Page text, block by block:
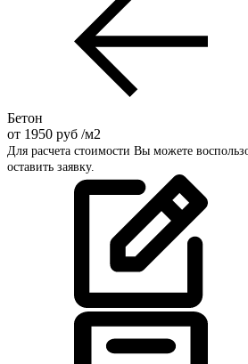
Бетон
от 1950 руб /м2
Для расчета стоимости Вы можете
оставить заявку.